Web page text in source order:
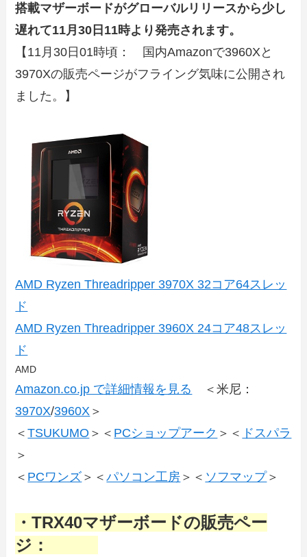
搭載マザーボードがグローバルリリースから少し
遅れて11月30日11時より発売されます。
【11月30日01時頃： 国内Amazonで3960Xと
3970Xの販売ページがフライング気味に公開され
ました。】
AMD Ryzen Threadripper 3970X 32コア64スレッ
ド
AMD Ryzen Threadripper 3960X 24コア48スレッ
ド
AMD
Amazon.co.jp で詳細情報を見る
＜米尼：
3970X/3960X ＞
＜TSUKUMO ＞＜ PCショップアーク ＞＜ ドスパラ
＞
＜ PCワンズ ＞＜パソコン工房 ＞＜ ソフマップ＞
・TRX40マザーボードの販売ペー
ジ：